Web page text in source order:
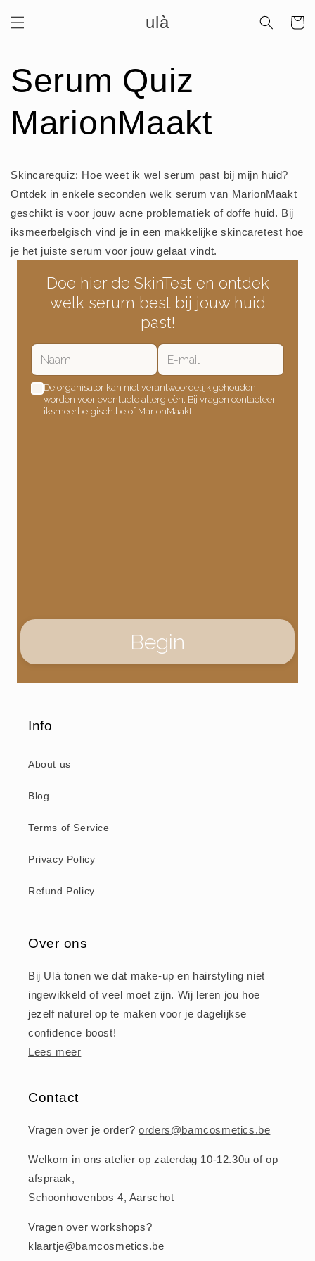
naar de
content
ulà
Serum Quiz
MarionMaakt
Skincarequiz: Hoe weet ik wel serum past bij mijn huid?
Ontdek in enkele seconden welk serum van MarionMaakt
geschikt is voor jouw acne problematiek of doffe huid. Bij
iksmeerbelgisch vind je in een makkelijke skincaretest hoe
je het juiste serum voor jouw gelaat vindt.
Info
About us
Blog
Terms of Service
Privacy Policy
Refund Policy
Over ons
Bij Ulà tonen we dat make-up en hairstyling niet
ingewikkeld of veel moet zijn. Wij leren jou hoe
jezelf naturel op te maken voor je dagelijkse
confidence boost!
Lees meer
Contact
Vragen over je order?orders@bamcosmetics.be
Welkom in ons atelier op zaterdag 10-12.30u of op
afspraak,
Schoonhovenbos 4, Aarschot
Vragen over workshops?
klaartje@bamcosmetics.be